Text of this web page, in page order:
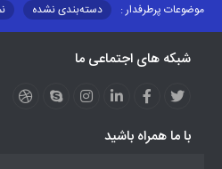
موضوعات پرطرفدار : دسته‌بندی نشده
مزایدات و مناقصات
محتوای کانون توسعه
عملکردها
عشایر استان
طرح و برنامه
روند ساماندهی عشایر داوطلب اسکان
شبکه های اجتماعی ما
با ما همراه باشید